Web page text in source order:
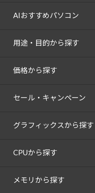
AIおすすめパソコン
用途・目的から探す
価格から探す
セール・キャンペーン
グラフィックスから探す
CPUから探す
メモリから探す